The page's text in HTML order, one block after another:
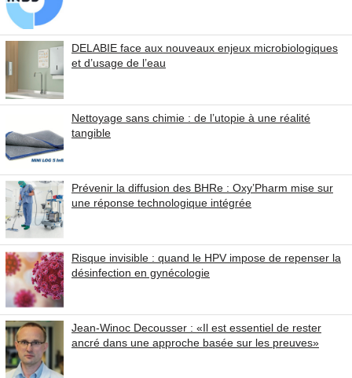
DELABIE face aux nouveaux enjeux microbiologiques
et d’usage de l’eau
Nettoyage sans chimie : de l’utopie à une réalité
tangible
Prévenir la diffusion des BHRe : Oxy’Pharm mise sur
une réponse technologique intégrée
Risque invisible : quand le HPV impose de repenser la
désinfection en gynécologie
Jean-Winoc Decousser : «Il est essentiel de rester
ancré dans une approche basée sur les preuves»